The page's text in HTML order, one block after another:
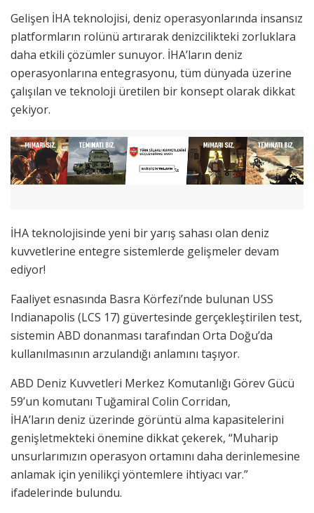
Gelişen İHA teknolojisi, deniz operasyonlarında insansız
platformların rolünü artırarak denizcilikteki zorluklara
daha etkili çözümler sunuyor. İHA’ların deniz
operasyonlarına entegrasyonu, tüm dünyada üzerine
çalışılan ve teknoloji üretilen bir konsept olarak dikkat
çekiyor.
İHA teknolojisinde yeni bir yarış sahası olan deniz
kuvvetlerine entegre sistemlerde gelişmeler devam
ediyor!
Faaliyet esnasında Basra Körfezi’nde bulunan USS
Indianapolis (LCS 17) güvertesinde gerçekleştirilen test,
sistemin ABD donanması tarafından Orta Doğu’da
kullanılmasının arzulandığı anlamını taşıyor.
ABD Deniz Kuvvetleri Merkez Komutanlığı Görev Gücü
59’un komutanı Tuğamiral Colin Corridan,
İHA’ların deniz üzerinde görüntü alma kapasitelerini
genişletmekteki önemine dikkat çekerek, “Muharip
unsurlarımızın operasyon ortamını daha derinlemesine
anlamak için yenilikçi yöntemlere ihtiyacı var.”
ifadelerinde bulundu.